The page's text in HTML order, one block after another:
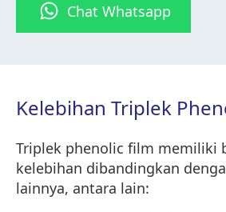
Chat Whatsapp
Kelebihan Triplek
Triplek phenolic film memiliki
kelebihan dibandingkan
lainnya, antara lain: